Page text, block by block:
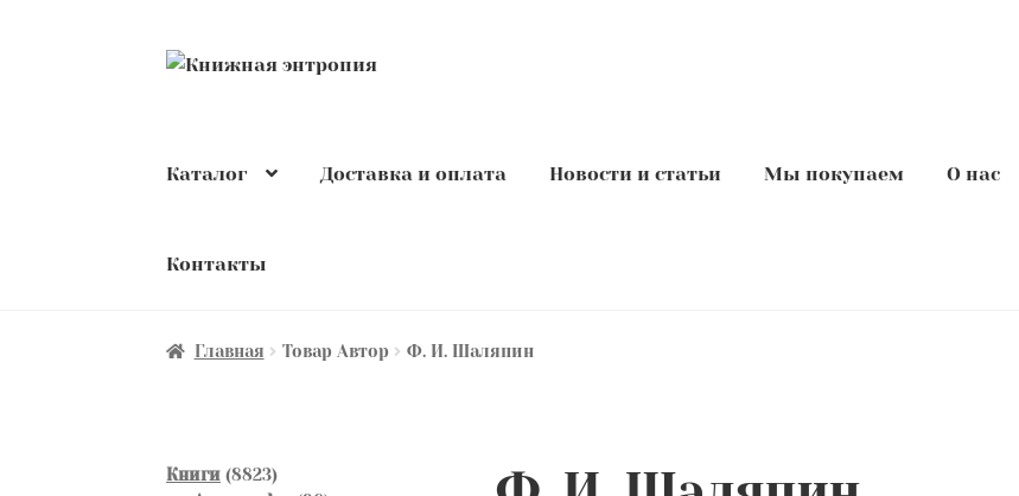
Перейти
Перейти
Каталог Доставка и оплата Новости и статьи Мы покупаем О нас
Контакты
Главная Товар Автор Ф. И. Шаляпин
Книги 88238823